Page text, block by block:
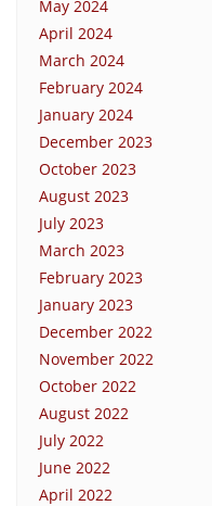
May 2024
April 2024
March 2024
February 2024
January 2024
December 2023
October 2023
August 2023
July 2023
March 2023
February 2023
January 2023
December 2022
November 2022
October 2022
August 2022
July 2022
June 2022
April 2022